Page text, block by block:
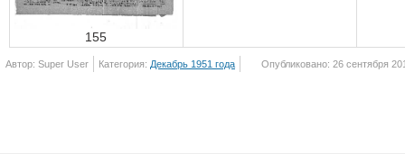
155
Автор: Super User Категория: Декабрь 1951 года Опубликовано: 26 сентября